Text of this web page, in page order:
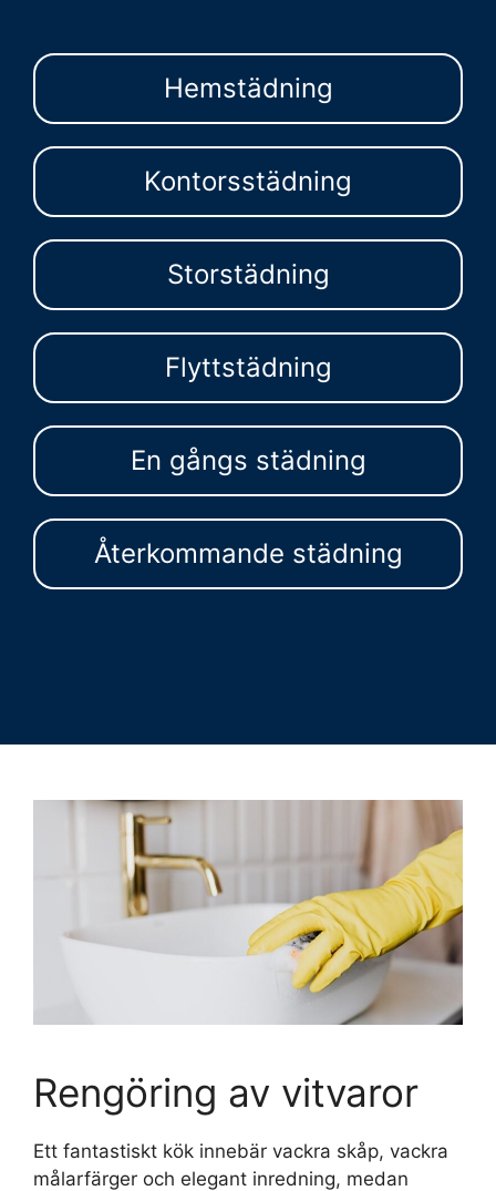
Hemstädning
Kontorsstädning
Storstädning
Flyttstädning
En gångs städning
Återkommande städning
Rengöring av vitvaror
Ett fantastiskt kök innebär vackra skåp, vackra
målarfärger och elegant inredning, medan